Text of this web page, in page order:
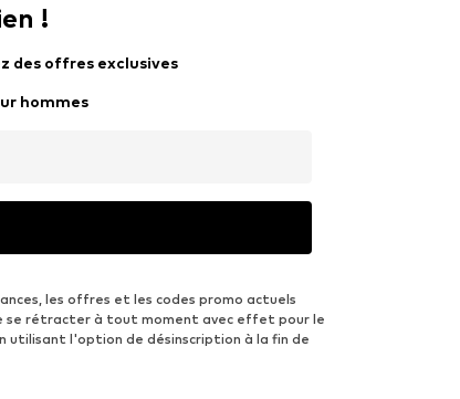
!
des offres exclusives
hommes
les offres et les codes promo actuels
se rétracter à tout moment avec effet pour le
utilisant l'option de désinscription à la fin de